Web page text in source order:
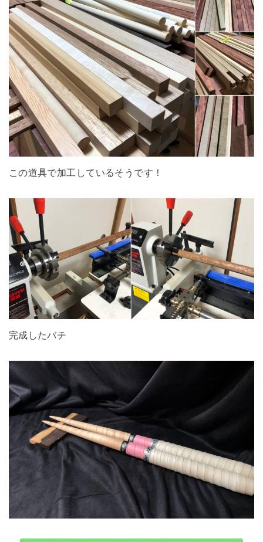
この道具で加工しているそうです！
完成したバチ